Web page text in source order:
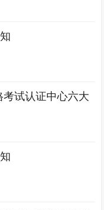
试认证中心六大